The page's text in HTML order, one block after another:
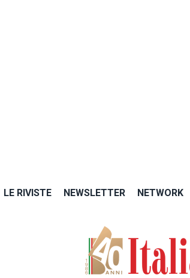
LE RIVISTE NEWSLETTER NETWORK